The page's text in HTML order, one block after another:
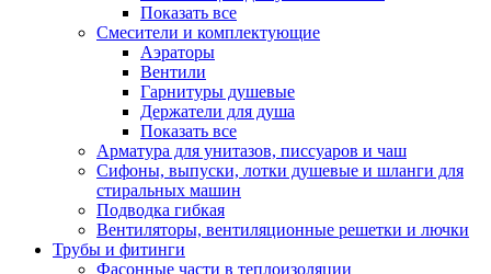
Показать все
Смесители и комплектующие
Аэраторы
Вентили
Гарнитуры душевые
Держатели для душа
Показать все
Арматура для унитазов, писсуаров и чаш
Сифоны, выпуски, лотки душевые и шланги для
стиральных машин
Подводка гибкая
Вентиляторы, вентиляционные решетки и лючки
Трубы и фитинги
Фасонные части в теплоизоляции